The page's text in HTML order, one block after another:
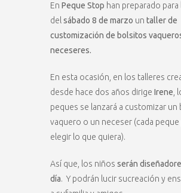
En Peque Stop han preparado para
del sábado 8 de marzo un taller de
customización de bolsitos
neceseres.
En esta ocasión, en los talleres
desde hace dos años dirige Irene ,
peques se lanzará a customizar un
vaquero o un neceser (cada peque
elegir lo que quiera).
Así que, los niños serán
día. Y podrán lucir sucreación y